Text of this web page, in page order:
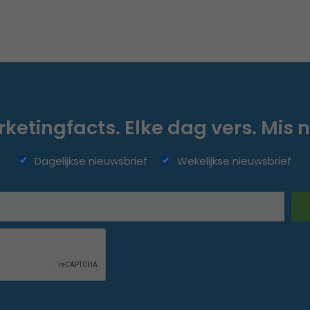
Elke dag vers. Mis
Dagelijkse nieuwsbrief Wekelijkse nieuwsbrief